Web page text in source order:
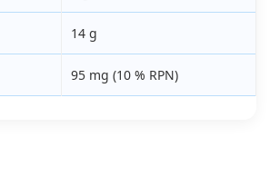
14 g
95 mg (10 % RPN)